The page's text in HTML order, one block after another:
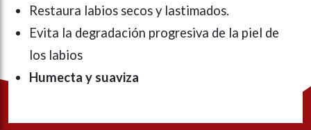
Restaura labios secos y lastimados.
Evita la degradación progresiva de la piel de
los labios
Humecta y suaviza